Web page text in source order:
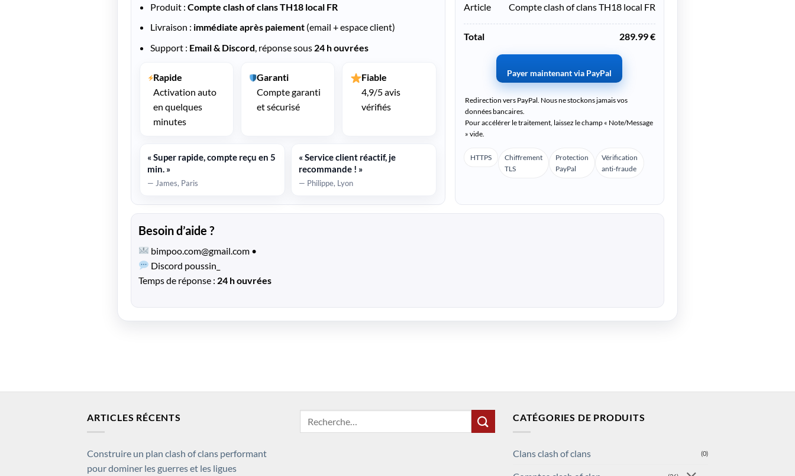
Produit : Compte clash of clans TH18 local FR
Livraison : immédiate après paiement (email + espace client)
Support : Email & Discord , réponse sous 24 h ouvrées
Rapide
Activation auto
en quelques
minutes
Garanti
Compte garanti
et sécurisé
Fiable
4,9/5 avis
vérifiés
« Super rapide, compte reçu en 5
min. »
— James, Paris
« Service client réactif, je
recommande ! »
— Philippe, Lyon
Article Compte clash of clans TH18 local FR
Total 289.99 €
Payer maintenant via PayPal
Redirection vers PayPal. Nous ne stockons jamais vos
données bancaires.
Pour accélérer le traitement, laissez le champ « Note/Message
» vide.
HTTPS
Chiffrement
TLS
Protection
PayPal
Vérification
anti-fraude
Besoin d’aide ?
bimpoo.com@gmail.com •
Discord poussin_
Temps de réponse : 24 h ouvrées
ARTICLES RÉCENTS
Construire un plan clash of clans performant
pour dominer les guerres et les ligues
CATÉGORIES DE PRODUITS
Clans clash of clans (0)